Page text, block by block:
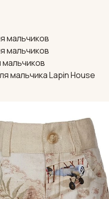
мальчиков
мальчиков
мальчика Lapin House